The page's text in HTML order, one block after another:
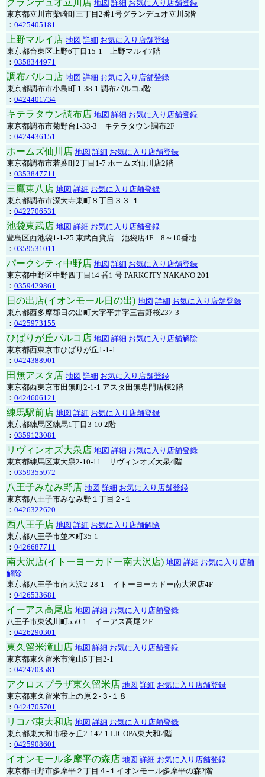
グランデュオ立川店 地図 詳細 お気に入り店舗登録
東京都立川市柴崎町三丁目2番1号グランデュオ立川5階
： 0425405181
上野マルイ店 地図 詳細 お気に入り店舗登録
東京都台東区上野6丁目15-1 上野マルイ7階
： 0358344971
調布パルコ店 地図 詳細 お気に入り店舗登録
東京都調布市小島町 1-38-1 調布パルコ5階
： 0424401734
キテラタウン調布店 地図 詳細 お気に入り店舗登録
東京都調布市菊野台1-33-3 キテラタウン調布2F
： 0424436151
ホームズ仙川店 地図 詳細 お気に入り店舗登録
東京都調布市若葉町2丁目1-7 ホームズ仙川店2階
： 0353847711
三鷹東八店 地図 詳細 お気に入り店舗登録
東京都調布市深大寺東町８丁目３３-１
： 0422706531
池袋東武店 地図 詳細 お気に入り店舗登録
豊島区西池袋1-1-25 東武百貨店 池袋店4F 8～10番地
： 0359531011
パークシティ中野店 地図 詳細 お気に入り店舗登録
東京都中野区中野四丁目14 番1 号 PARKCITY NAKANO 201
： 0359429861
日の出店(イオンモール日の出) 地図 詳細 お気に入り店舗登録
東京都西多摩郡日の出町大字平井字三吉野桜237-3
： 0425973155
ひばりが丘パルコ店 地図 詳細 お気に入り店舗解除
東京都西東京市ひばりが丘1-1-1
： 0424388901
田無アスタ店 地図 詳細 お気に入り店舗登録
東京都西東京市田無町2-1-1 アスタ田無専門店棟2階
： 0424606121
練馬駅前店 地図 詳細 お気に入り店舗登録
東京都練馬区練馬1丁目3-10 2階
： 0359123081
リヴィンオズ大泉店 地図 詳細 お気に入り店舗登録
東京都練馬区東大泉2-10-11 リヴィンオズ大泉4階
： 0359355972
八王子みなみ野店 地図 詳細 お気に入り店舗登録
東京都八王子市みなみ野１丁目２-１
： 0426322620
西八王子店 地図 詳細 お気に入り店舗解除
東京都八王子市並木町35-1
： 0426687711
南大沢店(イトーヨーカドー南大沢店) 地図 詳細 お気に入り店舗
解除
東京都八王子市南大沢2-28-1 イトーヨーカドー南大沢店4F
： 0426533681
イーアス高尾店 地図 詳細 お気に入り店舗登録
八王子市東浅川町550-1 イーアス高尾２F
： 0426290301
東久留米滝山店 地図 詳細 お気に入り店舗登録
東京都東久留米市滝山5丁目2-1
： 0424703581
アクロスプラザ東久留米店 地図 詳細 お気に入り店舗登録
東京都東久留米市上の原２-３-１８
： 0424705701
リコパ東大和店 地図 詳細 お気に入り店舗登録
東京都東大和市桜ヶ丘2-142-1 LICOPA東大和2階
： 0425908601
イオンモール多摩平の森店 地図 詳細 お気に入り店舗登録
東京都日野市多摩平２丁目４-１イオンモール多摩平の森2階